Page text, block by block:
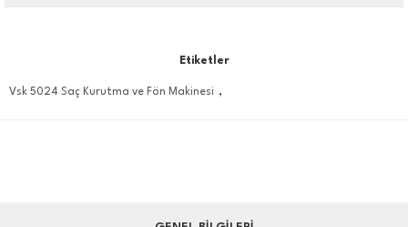
Etiketler
Vsk 5024 Saç Kurutma ve Fön Makinesi ,